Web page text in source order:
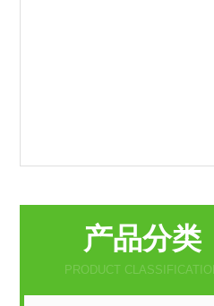
产品分类
PRODUCT